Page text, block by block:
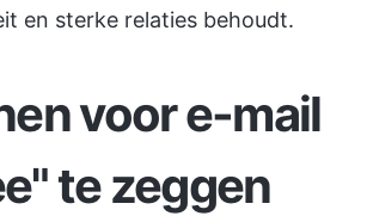
en sterke relaties behoudt.
voor e-mail
te zeggen